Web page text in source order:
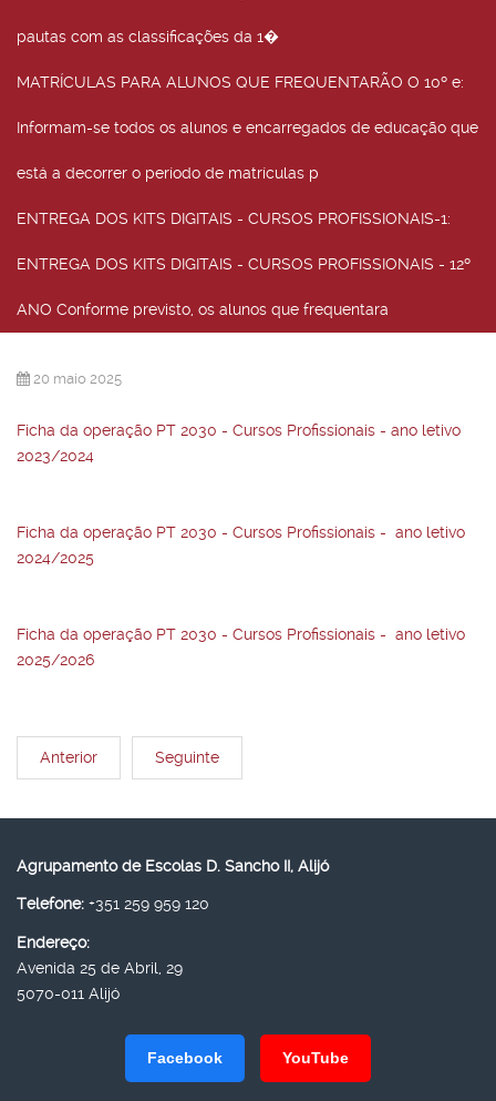
pautas com as classificações da 1�
MATRÍCULAS PARA ALUNOS QUE FREQUENTARÃO O 10º e:
Informam-se todos os alunos e encarregados de educação que
está a decorrer o período de matrículas p
ENTREGA DOS KITS DIGITAIS - CURSOS PROFISSIONAIS-1:
ENTREGA DOS KITS DIGITAIS - CURSOS PROFISSIONAIS - 12º
ANO Conforme previsto, os alunos que frequentara
20 maio 2025
Ficha da operação PT 2030 - Cursos Profissionais - ano letivo
2023/2024
Ficha da operação PT 2030 - Cursos Profissionais - ano letivo
2024/2025
Ficha da operação PT 2030 - Cursos Profissionais - ano letivo
2025/2026
Anterior Seguinte
Agrupamento de Escolas D. Sancho II, Alijó
Telefone: +351 259 959 120
Endereço:
Avenida 25 de Abril, 29
5070-011 Alijó
Facebook YouTube